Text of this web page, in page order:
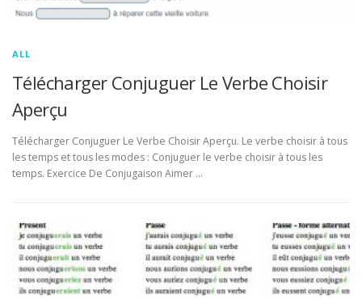
ALL
Télécharger Conjuguer Le Verbe Choisir
Aperçu
Télécharger Conjuguer Le Verbe Choisir Aperçu. Le verbe choisir à tous
les temps et tous les modes : Conjuguer le verbe choisir à tous les
temps. Exercice De Conjugaison Aimer …